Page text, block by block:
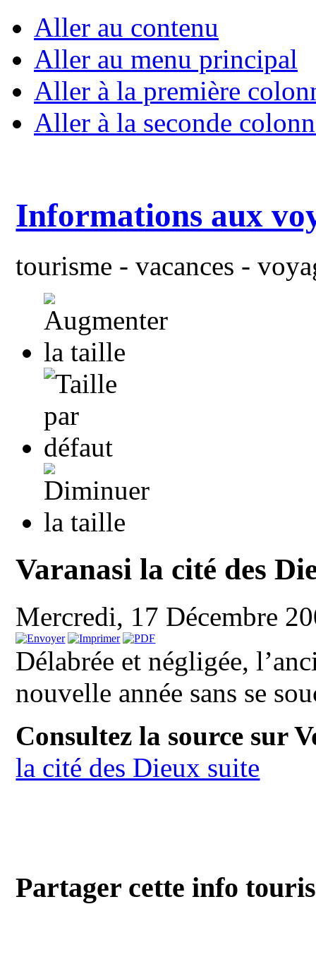
Aller au contenu
Aller au menu principal
Aller à la première
Aller à la seconde
Informations aux
tourisme - vacances -
Varanasi la cité des
Mercredi, 17 Décembre
Délabrée et négligée,
nouvelle année sans se
Consultez la source sur
la cité des Dieux suite
Partager cette info